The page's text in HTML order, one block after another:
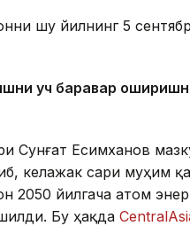
шу йилнинг 5
уч баравар
Сунғат Есимханов
келажак сари муҳим
2050 йилгача атом
Бу ҳақда